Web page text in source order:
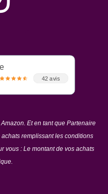
42 avis
Et en tant que Partenaire
remplissant les conditions
vous : Le montant de vos achats